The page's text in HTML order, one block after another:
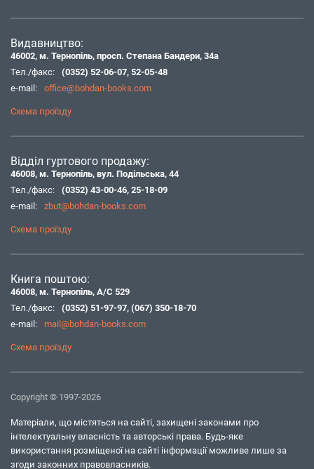
Видавництво:
46002, м. Тернопіль, просп. Степана Бандери, 34а
Тел./факс:
(0352) 52-06-07, 52-05-48
e-mail:
office@bohdan-books.com
Схема проїзду
Відділ гуртового продажу:
46008, м. Тернопіль, вул. Подільська, 44
Тел./факс:
(0352) 43-00-46, 25-18-09
e-mail:
zbut@bohdan-books.com
Схема проїзду
Книга поштою:
46008, м. Тернопіль, А/С 529
Тел./факс:
(0352) 51-97-97, (067) 350-18-70
e-mail:
mail@bohdan-books.com
Схема проїзду
Copyright © 1997-2026
Матеріали, що містяться на сайті, захищені законами про
інтелектуальну власність та авторські права. Будь-яке
використання розміщеної на сайті інформації можливе лише за
згоди законних правовласників.